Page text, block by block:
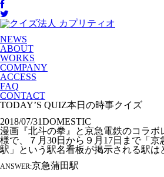
NEWS
ABOUT
WORKS
COMPANY
ACCESS
FAQ
CONTACT
TODAY’S QUIZ本日の時事クイズ
2018/07/31DOMESTIC
漫画『北斗の拳』と京急電鉄のコラボ
様で、７月30日から９月17日まで「京
駅」という駅名看板が掲示される駅は
ANSWER:京急蒲田駅